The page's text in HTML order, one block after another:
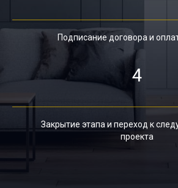
Подписание договора и
4
Закрытие этапа и переход к
проекта